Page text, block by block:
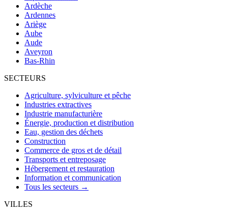
Ardèche
Ardennes
Ariège
Aube
Aude
Aveyron
Bas-Rhin
SECTEURS
Agriculture, sylviculture et pêche
Industries extractives
Industrie manufacturière
Énergie, production et distribution
Eau, gestion des déchets
Construction
Commerce de gros et de détail
Transports et entreposage
Hébergement et restauration
Information et communication
Tous les secteurs →
VILLES